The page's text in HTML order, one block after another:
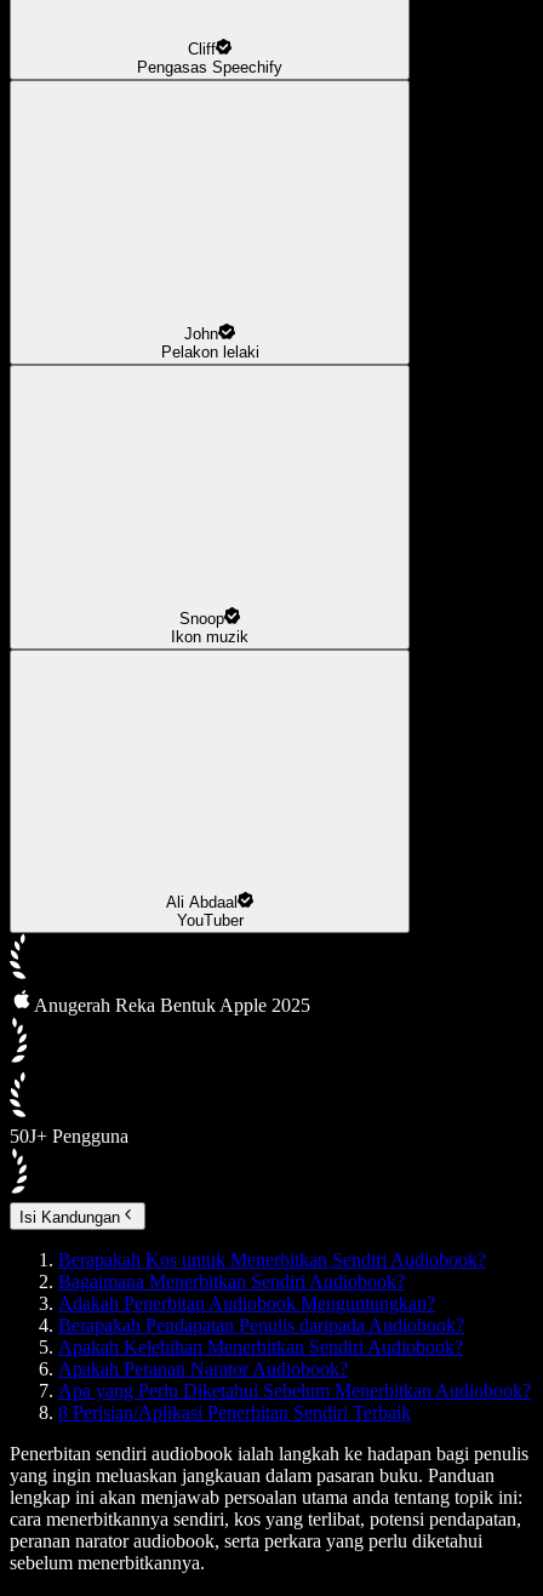
Cliff
Pengasas Speechify
John
Pelakon lelaki
Snoop
Ikon muzik
Ali Abdaal
YouTuber
Anugerah Reka Bentuk Apple 2025
50J+ Pengguna
Isi Kandungan
Berapakah Kos untuk Menerbitkan Sendiri Audiobook?
Bagaimana Menerbitkan Sendiri Audiobook?
Adakah Penerbitan Audiobook Menguntungkan?
Berapakah Pendapatan Penulis daripada Audiobook?
Apakah Kelebihan Menerbitkan Sendiri Audiobook?
Apakah Peranan Narator Audiobook?
Apa yang Perlu Diketahui Sebelum Menerbitkan Audiobook?
8 Perisian/Aplikasi Penerbitan Sendiri Terbaik
Penerbitan sendiri audiobook ialah langkah ke hadapan bagi penulis
yang ingin meluaskan jangkauan dalam pasaran buku. Panduan
lengkap ini akan menjawab persoalan utama anda tentang topik ini:
cara menerbitkannya sendiri, kos yang terlibat, potensi pendapatan,
peranan narator audiobook, serta perkara yang perlu diketahui
sebelum menerbitkannya.